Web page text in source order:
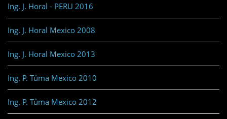
Ing. J. Horal - PERU 2016
Ing. J. Horal Mexico 2008
Ing. J. Horal Mexico 2013
Ing. P. Tůma Mexico 2010
Ing. P. Tůma Mexico 2012